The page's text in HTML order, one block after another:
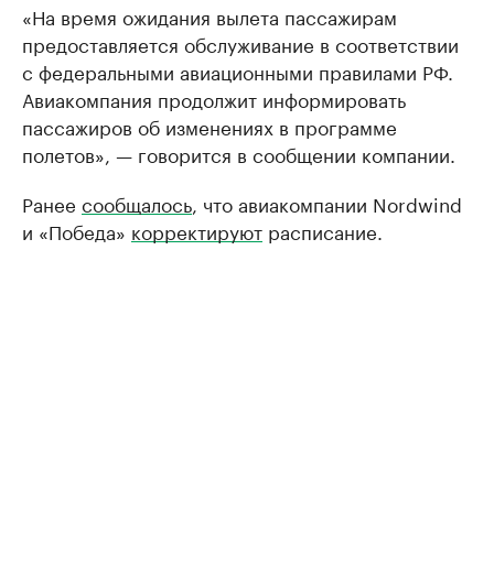
«На время ожидания вылета пассажирам
предоставляется обслуживание в соответствии
с федеральными авиационными правилами РФ.
Авиакомпания продолжит информировать
пассажиров об изменениях в программе
полетов», — говорится в сообщении компании.
Ранее сообщалось , что авиакомпании Nordwind
и «Победа» корректируют расписание.